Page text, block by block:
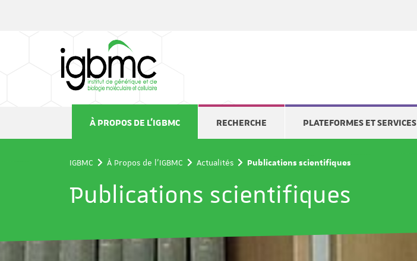
À PROPOS DE L'IGBMC RECHERCHE PLATEFORMES ET SERVICES
IGBMC À Propos de l'IGBMC Actualités Publications scientifiques
Publications scientifiques